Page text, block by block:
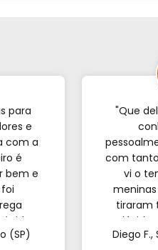
para
e
com a
é
bem e
(SP)
"Que
com
vi o
tiraram
Diego